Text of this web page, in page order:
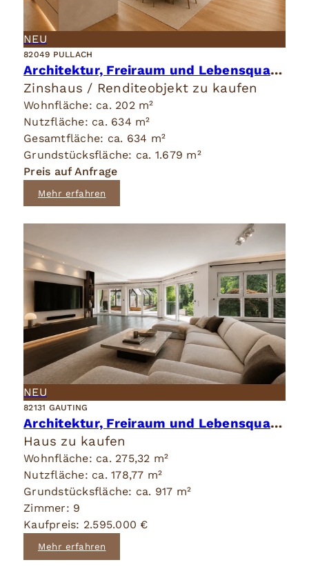
NEU
82049 PULLACH
Architektur, Freiraum und Lebensqualität in vollendeter Harmonie.
Zinshaus / Renditeobjekt zu kaufen
Wohnfläche: ca. 202 m²
Nutzfläche: ca. 634 m²
Gesamtfläche: ca. 634 m²
Grundstücksfläche: ca. 1.679 m²
Preis auf Anfrage
Mehr erfahren
NEU
82131 GAUTING
Architektur, Freiraum und Lebensqualität in vollendeter Harmonie.
Haus zu kaufen
Wohnfläche: ca. 275,32 m²
Nutzfläche: ca. 178,77 m²
Grundstücksfläche: ca. 917 m²
Zimmer: 9
Kaufpreis: 2.595.000 €
Mehr erfahren